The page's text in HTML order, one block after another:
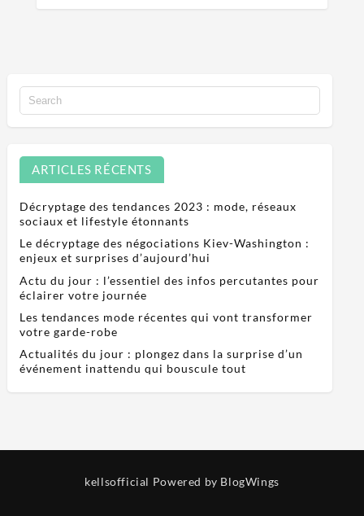
ARTICLES RÉCENTS
Décryptage des tendances 2023 : mode, réseaux
sociaux et lifestyle étonnants
Le décryptage des négociations Kiev-Washington :
enjeux et surprises d’aujourd’hui
Actu du jour : l’essentiel des infos percutantes pour
éclairer votre journée
Les tendances mode récentes qui vont transformer
votre garde-robe
Actualités du jour : plongez dans la surprise d’un
événement inattendu qui bouscule tout
kellsofficial Powered by BlogWings